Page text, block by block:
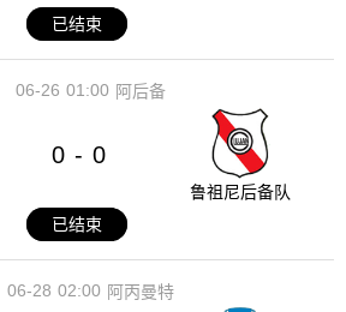
已结束
01:00
06-26 阿后备
0 - 0
鲁祖尼后备队
已结束
02:00
06-28 阿丙曼特